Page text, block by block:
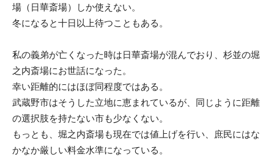
場（日華斎場）しか使えない。
冬になると十日以上待つこともある。
私の義弟が亡くなった時は日華斎場が混んでおり、杉並の堀
之内斎場にお世話になった。
幸い距離的にはほぼ同程度ではある。
武蔵野市はそうした立地に恵まれているが、同じように距離
の選択肢を持たない市も少なくない。
もっとも、堀之内斎場も現在では値上げを行い、庶民にはな
かなか厳しい料金水準になっている。